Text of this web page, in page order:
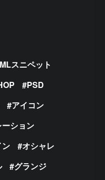
スニペット
PSD
アイコン
ション
ン
オシャレ
グランジ